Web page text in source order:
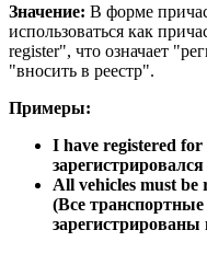
Значение: В форме
использоваться как
register", что означает
"вносить в реестр".
Примеры:
I have registered for
All vehicles must
(Все